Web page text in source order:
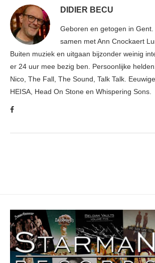
DIDIER BECU
Geboren en getogen in
samen met Ann Cnockaert
Buiten muziek en uitgaan bijzonder weinig
er 24 uur mee bezig ben. Persoonlijke
Nico, The Fall, The Sound, Talk Talk.
HEISA, Head On Stone en Whispering Sons.